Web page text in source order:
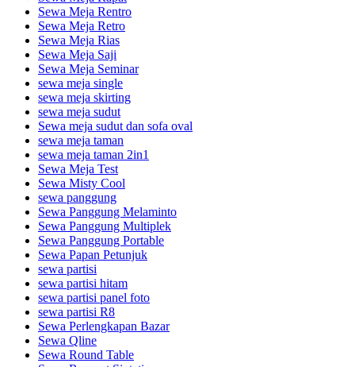
Sewa Meja Rentro
Sewa Meja Retro
Sewa Meja Rias
Sewa Meja Saji
Sewa Meja Seminar
sewa meja single
sewa meja skirting
sewa meja sudut
Sewa meja sudut dan sofa oval
sewa meja taman
sewa meja taman 2in1
Sewa Meja Test
Sewa Misty Cool
sewa panggung
Sewa Panggung Melaminto
Sewa Panggung Multiplek
Sewa Panggung Portable
Sewa Papan Petunjuk
sewa partisi
sewa partisi hitam
sewa partisi panel foto
sewa partisi R8
Sewa Perlengkapan Bazar
Sewa Qline
Sewa Round Table